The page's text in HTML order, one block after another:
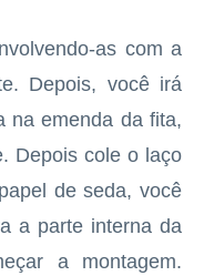
as com a
Depois, você irá
na emenda da fita,
Depois cole o laço
de seda, você
a parte interna da
a montagem.